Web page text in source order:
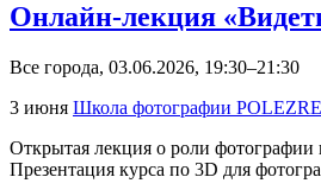
Онлайн-лекция
Все города, 03.06.2026, 19:30–21:30
3 июня Школа фотографии
Открытая лекция о роли
Презентация курса по 3D для